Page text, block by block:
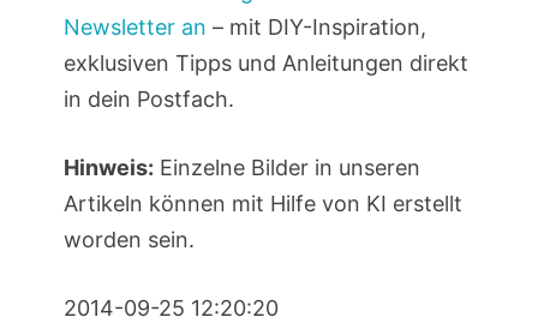
Newsletter an – mit DIY-Inspiration,
exklusiven Tipps und Anleitungen direkt
in dein Postfach.
Hinweis: Einzelne Bilder in unseren
Artikeln können mit Hilfe von KI erstellt
worden sein.
2014-09-25 12:20:20